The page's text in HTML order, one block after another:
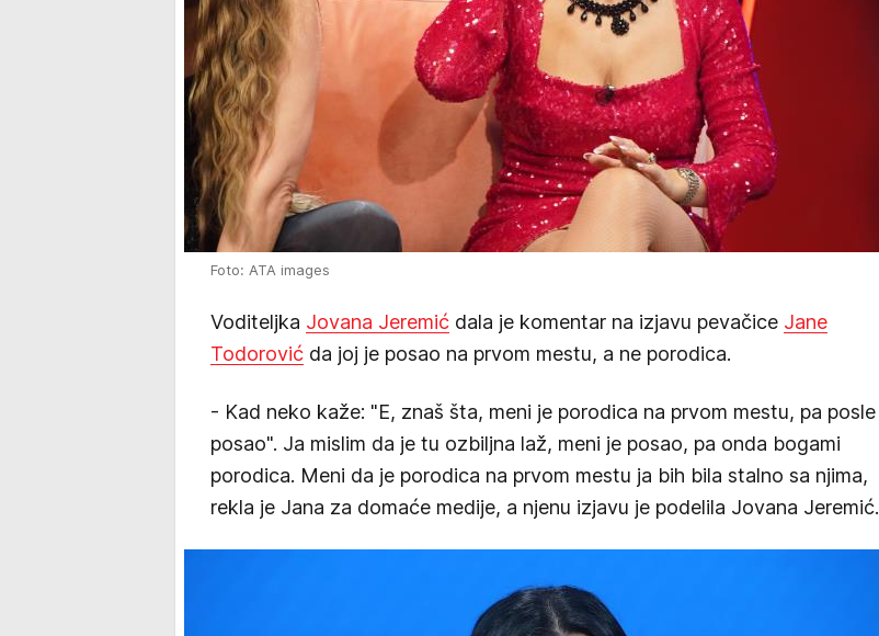
Foto: ATA images
Voditeljka Jovana Jeremić dala je komentar na izjavu pevačice Jane
Todorović da joj je posao na prvom mestu, a ne porodica.
- Kad neko kaže: "E, znaš šta, meni je porodica na prvom mestu, pa posle
posao". Ja mislim da je tu ozbiljna laž, meni je posao, pa onda bogami
porodica. Meni da je porodica na prvom mestu ja bih bila stalno sa njima,
rekla je Jana za domaće medije, a njenu izjavu je podelila Jovana Jeremić.